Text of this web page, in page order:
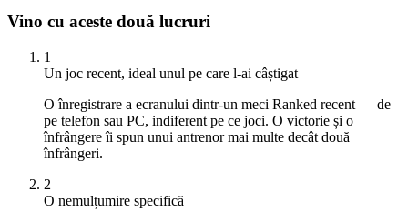
Vino cu aceste două lucruri
1
Un joc recent, ideal unul pe care l-ai câștigat
O înregistrare a ecranului dintr-un meci Ranked recent — de
pe telefon sau PC, indiferent pe ce joci. O victorie și o
înfrângere îi spun unui antrenor mai multe decât două
înfrângeri.
2
O nemulțumire specifică